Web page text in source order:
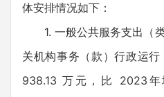
体安排情况如下：
1. 一般公共服务支出（
关机构事务（款）行政运
938.13 万元，比 2023